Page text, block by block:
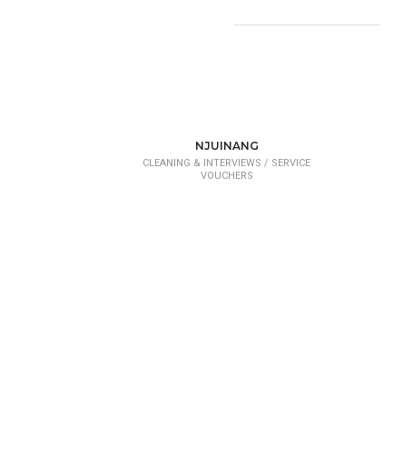
NJUINANG
CLEANING & INTERVIEWS / SERVICE
VOUCHERS